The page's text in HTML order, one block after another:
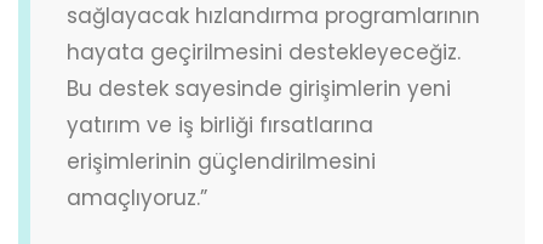
sağlayacak hızlandırma programlarının
hayata geçirilmesini destekleyeceğiz.
Bu destek sayesinde girişimlerin yeni
yatırım ve iş birliği fırsatlarına
erişimlerinin güçlendirilmesini
amaçlıyoruz.”